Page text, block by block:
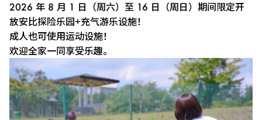
2026 年 8 月 1 日（周六）至 16 日（周日）期间限定开
放安比探险乐园+充气游乐设施！
成人也可使用运动设施！
欢迎全家一同享受乐趣。